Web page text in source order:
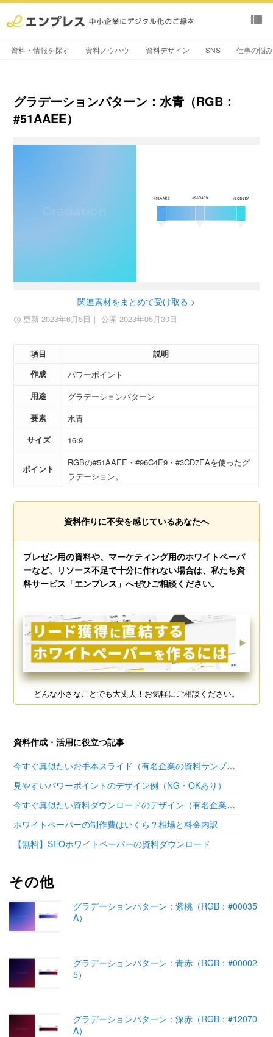
view_list
資料・情報を探す 資料ノウハウ 資料デザイン SNS 仕事の悩
グラデーションパターン：水青（RGB：
#51AAEE）
関連素材をまとめて受け取る >
更新 2023年6月5日 ｜ 公開 2023年05月30日
項目
説明
作成
パワーポイント
用途
グラデーションパターン
要素
水青
サイズ
16:9
ポイント
RGBの#51AAEE・#96C4E9・#3CD7EAを使ったグ
ラデーション。
資料作りに不安を感じているあなたへ
プレゼン用の資料や、マーケティング用のホワイトペーパ
ーなど、リソース不足で十分に作れない場合は、私たち資
料サービス「エンプレス」へぜひご相談ください。
どんな小さなことでも大丈夫！お気軽にご相談ください。
資料作成・活用に役立つ記事
今すぐ真似たいお手本スライド（有名企業の資料サンプル11選）
見やすいパワーポイントのデザイン例（NG・OKあり）
今すぐ真似たい資料ダウンロードのデザイン（有名企業の参考あり）
ホワイトペーパーの制作費はいくら？相場と料金内訳
【無料】SEOホワイトペーパーの資料ダウンロード
その他
グラデーションパターン：紫桃（RGB：#00035
A）
グラデーションパターン：青赤（RGB：#00002
5）
グラデーションパターン：深赤（RGB：#12070
A）